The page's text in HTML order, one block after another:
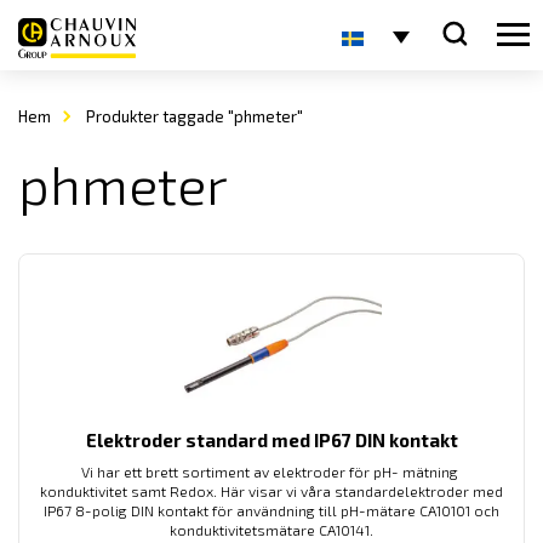
Hem Produkter taggade "phmeter"
phmeter
Elektroder standard med IP67 DIN kontakt
Vi har ett brett sortiment av elektroder för pH- mätning
konduktivitet samt Redox. Här visar vi våra standardelektroder med
IP67 8-polig DIN kontakt för användning till pH-mätare CA10101 och
konduktivitetsmätare CA10141.